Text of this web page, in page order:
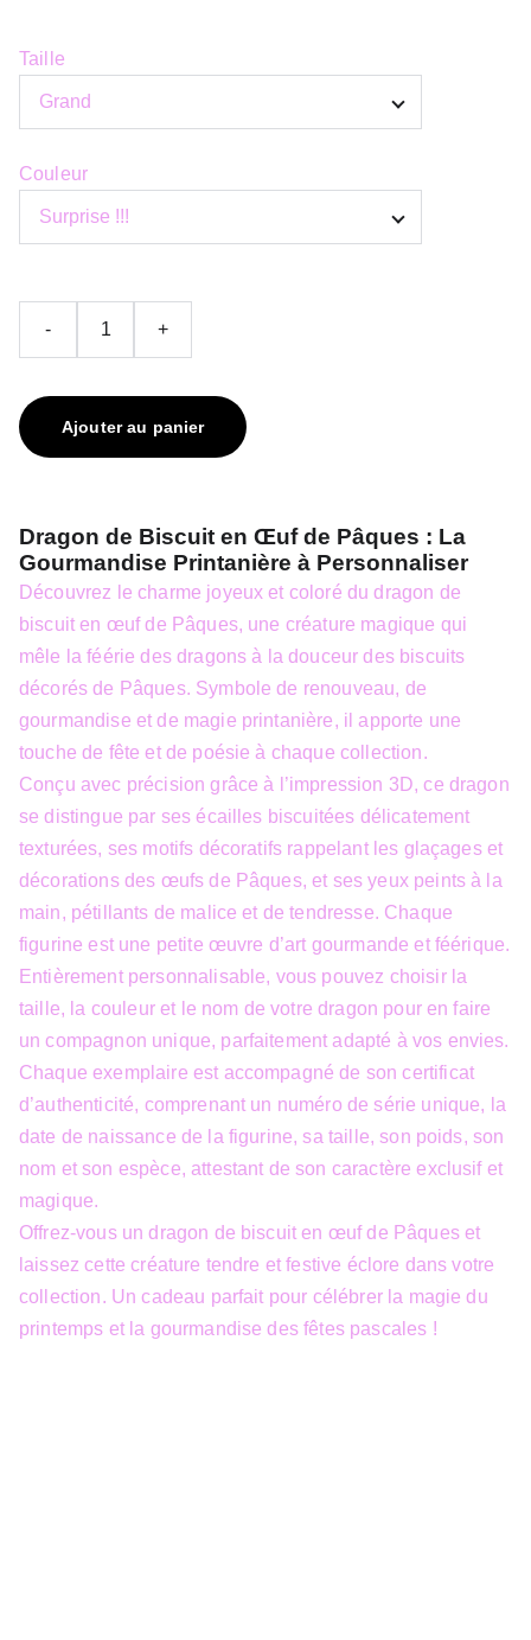
Taille
Couleur
- +
Ajouter au panier
Dragon de Biscuit en Œuf de Pâques : La
Gourmandise Printanière à Personnaliser
Découvrez le charme joyeux et coloré du dragon de
biscuit en œuf de Pâques, une créature magique qui
mêle la féérie des dragons à la douceur des biscuits
décorés de Pâques. Symbole de renouveau, de
gourmandise et de magie printanière, il apporte une
touche de fête et de poésie à chaque collection.
Conçu avec précision grâce à l’impression 3D, ce dragon
se distingue par ses écailles biscuitées délicatement
texturées, ses motifs décoratifs rappelant les glaçages et
décorations des œufs de Pâques, et ses yeux peints à la
main, pétillants de malice et de tendresse. Chaque
figurine est une petite œuvre d’art gourmande et féérique.
Entièrement personnalisable, vous pouvez choisir la
taille, la couleur et le nom de votre dragon pour en faire
un compagnon unique, parfaitement adapté à vos envies.
Chaque exemplaire est accompagné de son certificat
d’authenticité, comprenant un numéro de série unique, la
date de naissance de la figurine, sa taille, son poids, son
nom et son espèce, attestant de son caractère exclusif et
magique.
Offrez-vous un dragon de biscuit en œuf de Pâques et
laissez cette créature tendre et festive éclore dans votre
collection. Un cadeau parfait pour célébrer la magie du
printemps et la gourmandise des fêtes pascales !